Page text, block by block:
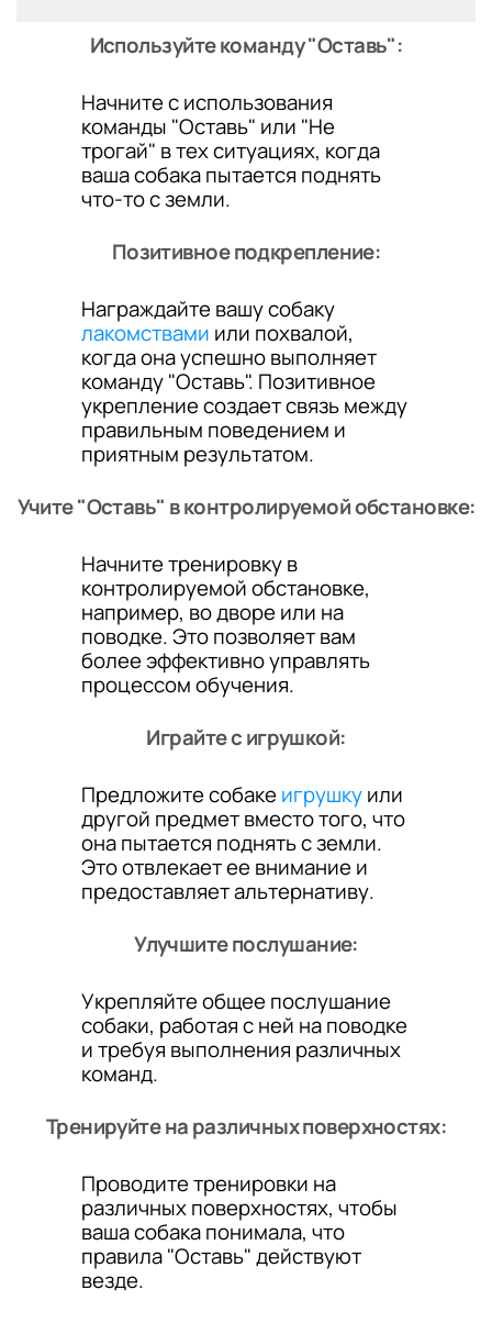
Используйте команду "Оставь":
Начните с использования
команды "Оставь" или "Не
трогай" в тех ситуациях, когда
ваша собака пытается поднять
что-то с земли.
Позитивное подкрепление:
Награждайте вашу собаку
лакомствами или похвалой,
когда она успешно выполняет
команду "Оставь". Позитивное
укрепление создает связь между
правильным поведением и
приятным результатом.
Учите "Оставь" в контролируемой обстановке:
Начните тренировку в
контролируемой обстановке,
например, во дворе или на
поводке. Это позволяет вам
более эффективно управлять
процессом обучения.
Играйте с игрушкой:
Предложите собакеигрушкуили
другой предмет вместо того, что
она пытается поднять с земли.
Это отвлекает ее внимание и
предоставляет альтернативу.
Улучшите послушание:
Укрепляйте общее послушание
собаки, работая с ней на поводке
и требуя выполнения различных
команд.
Тренируйте на различных поверхностях:
Проводите тренировки на
различных поверхностях, чтобы
ваша собака понимала, что
правила "Оставь" действуют
везде.